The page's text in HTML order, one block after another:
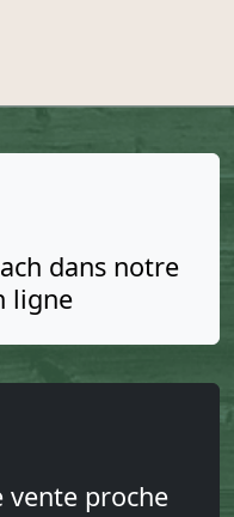
dans notre
ligne
vente proche